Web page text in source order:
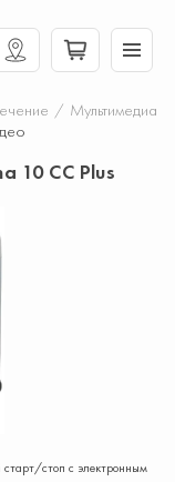
/ Мультимедиа
10 CC Plus
стоп с электронным